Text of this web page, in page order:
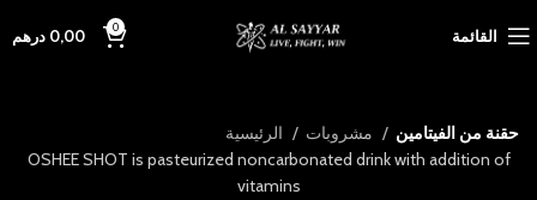
القائمة 0
0,00 درهم
حقنة من الفيتامين
OSHEE SHOT is pasteurized noncarbonated drink with addition of
vitamins